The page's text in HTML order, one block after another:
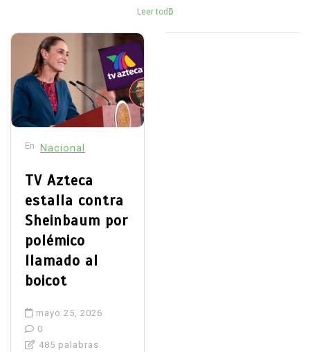
Leer todo
En Nacional
TV Azteca
estalla contra
Sheinbaum por
polémico
llamado al
boicot
mayo 25, 2026
0
485 palabras